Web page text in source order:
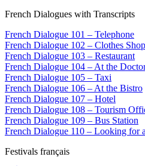
French Dialogues with Transcripts
French Dialogue 101 – Telephone
French Dialogue 102 – Clothes Shop
French Dialogue 103 – Restaurant
French Dialogue 104 – At the
French Dialogue 105 – Taxi
French Dialogue 106 – At the Bistro
French Dialogue 107 – Hotel
French Dialogue 108 – Tourism
French Dialogue 109 – Bus Station
French Dialogue 110 – Looking for
Festivals français